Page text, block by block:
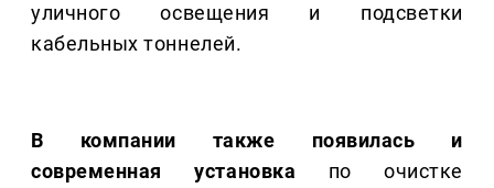
уличного освещения и подсветки
кабельных тоннелей.
В компании также появилась и
современная установка по очистке